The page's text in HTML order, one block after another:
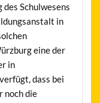
Schulwesens
in
eine der
in
dass bei
noch die